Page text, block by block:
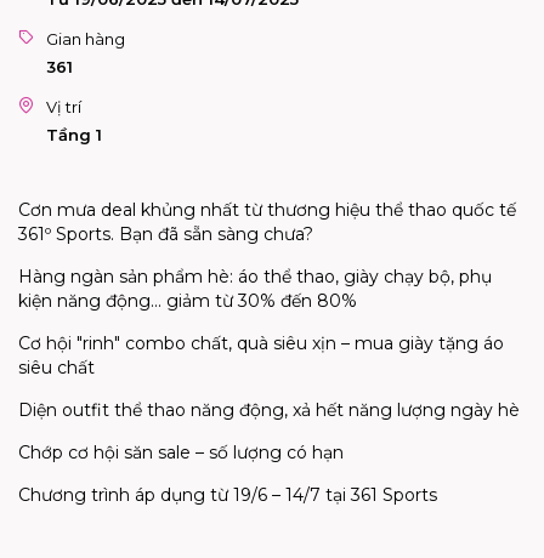
Gian hàng
361
Vị trí
Tầng 1
Cơn mưa deal khủng nhất từ thương hiệu thể thao quốc tế
361º Sports. Bạn đã sẵn sàng chưa?
Hàng ngàn sản phẩm hè: áo thể thao, giày chạy bộ, phụ
kiện năng động... giảm từ 30% đến 80%
Cơ hội "rinh" combo chất, quà siêu xịn – mua giày tặng áo
siêu chất
Diện outfit thể thao năng động, xả hết năng lượng ngày hè
Chớp cơ hội săn sale – số lượng có hạn
Chương trình áp dụng từ 19/6 – 14/7 tại 361 Sports